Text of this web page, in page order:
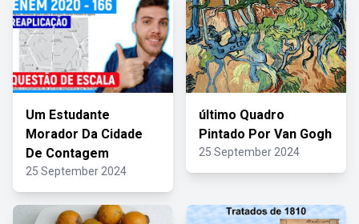
Um Estudante
Morador Da Cidade
De Contagem
25 September 2024
último Quadro
Pintado Por Van Gogh
25 September 2024